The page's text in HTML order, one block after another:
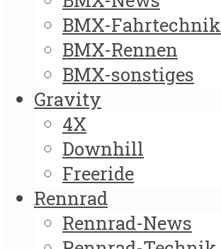
BMX-Fahrtechnik
BMX-Rennen
BMX-sonstiges
Gravity
4X
Downhill
Freeride
Rennrad
Rennrad-News